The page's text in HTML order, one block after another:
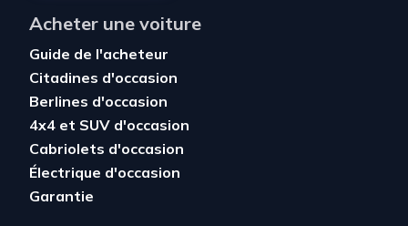
Acheter une voiture
Guide de l'acheteur
Citadines d'occasion
Berlines d'occasion
4x4 et SUV d'occasion
Cabriolets d'occasion
Électrique d'occasion
Garantie